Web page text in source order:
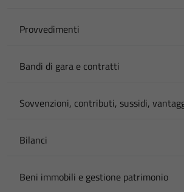
Provvedimenti
Bandi di gara e contratti
Sovvenzioni, contributi, sussidi,
Bilanci
Beni immobili e gestione patrimonio